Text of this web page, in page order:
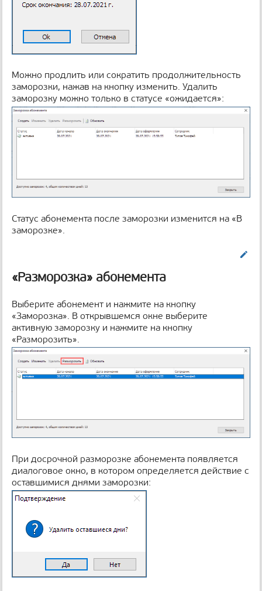
Можно продлить или сократить продолжительность
заморозки, нажав на кнопку изменить. Удалить
заморозку можно только в статусе «ожидается»:
Статус абонемента после заморозки изменится на «В
заморозке».
«Разморозка» абонемента
Выберите абонемент и нажмите на кнопку
«Заморозка». В открывшемся окне выберите
активную заморозку и нажмите на кнопку
«Разморозить».
При досрочной разморозке абонемента появляется
диалоговое окно, в котором определяется действие с
оставшимися днями заморозки: